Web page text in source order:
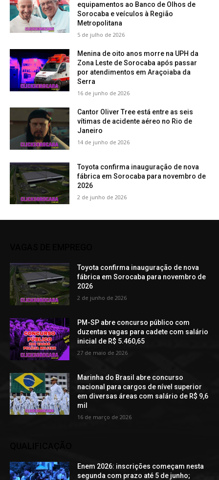
equipamentos ao Banco de Olhos de
Sorocaba e veículos à Região
Metropolitana
5 de julho de 2026
Menina de oito anos morre na UPH da
Zona Leste de Sorocaba após passar
por atendimentos em Araçoiaba da
Serra
16 de junho de 2026
Cantor Oliver Tree está entre as seis
vítimas de acidente aéreo no Rio de
Janeiro
14 de junho de 2026
Toyota confirma inauguração de nova
fábrica em Sorocaba para novembro de
2026
2 de junho de 2026
Toyota confirma inauguração de nova
fábrica em Sorocaba para novembro de
2026
2 de junho de 2026
PM-SP abre concurso público com
duzentas vagas para cadete com salário
inicial de R$ 5.460,65
27 de maio de 2026
Marinha do Brasil abre concurso
nacional para cargos de nível superior
em diversas áreas com salário de R$ 9,6
mil
16 de março de 2026
Enem 2026: inscrições começam nesta
segunda com prazo até 5 de junho;